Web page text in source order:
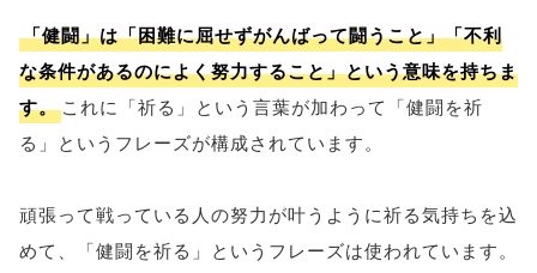
「健闘」は「困難に屈せずがんばって闘うこと」「不利
な条件があるのによく努力すること」という意味を持ちま
す。 これに「祈る」という言葉が加わって「健闘を祈
る」というフレーズが構成されています。
頑張って戦っている人の努力が叶うように祈る気持ちを込
めて、「健闘を祈る」というフレーズは使われています。